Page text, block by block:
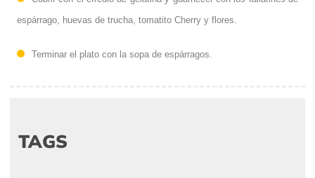
espárrago, huevas de trucha, tomatito Cherry y flores.
Terminar el plato con la sopa de espárragos.
TAGS